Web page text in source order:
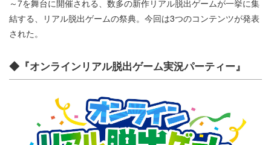
～7を舞台に開催される、数多の新作リアル脱出ゲームが一挙に集
結する、リアル脱出ゲームの祭典。今回は3つのコンテンツが発表
された。
◆『オンラインリアル脱出ゲーム実況パーティー』